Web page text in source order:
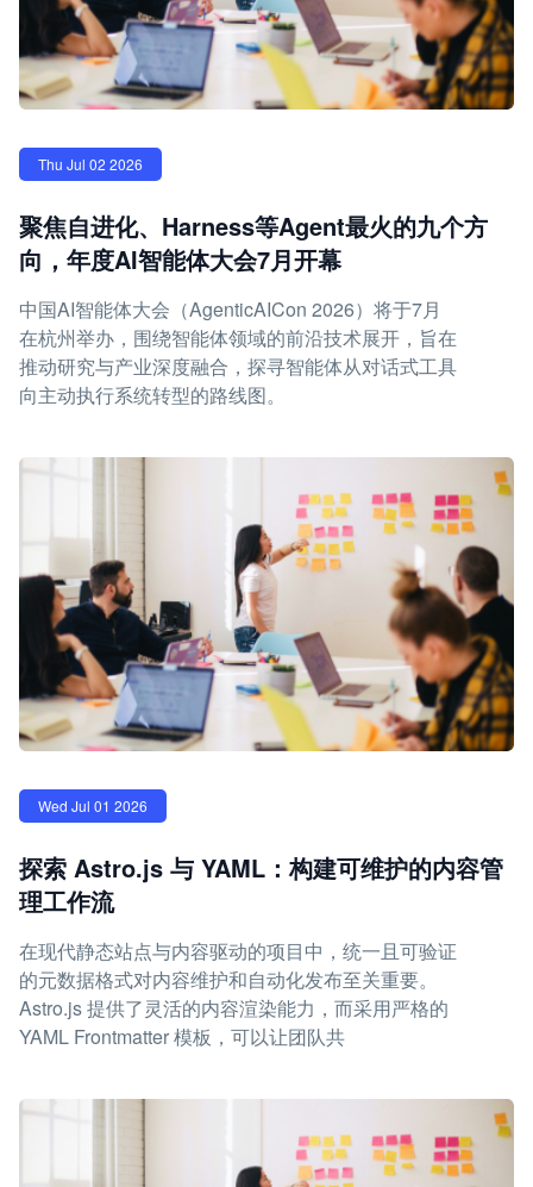
Thu Jul 02 2026
聚焦自进化、Harness等Agent最火的九个方
向，年度AI智能体大会7月开幕
中国AI智能体大会（AgenticAICon 2026）将于7月
在杭州举办，围绕智能体领域的前沿技术展开，旨在
推动研究与产业深度融合，探寻智能体从对话式工具
向主动执行系统转型的路线图。
Wed Jul 01 2026
探索 Astro.js 与 YAML：构建可维护的内容管
理工作流
在现代静态站点与内容驱动的项目中，统一且可验证
的元数据格式对内容维护和自动化发布至关重要。
Astro.js 提供了灵活的内容渲染能力，而采用严格的
YAML Frontmatter 模板，可以让团队共